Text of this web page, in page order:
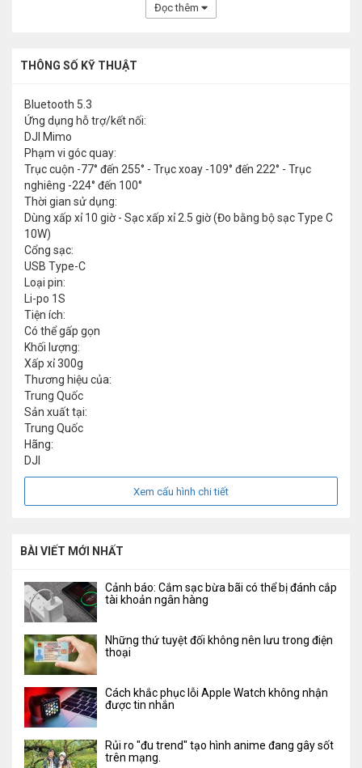
Đọc thêm
THÔNG SỐ KỸ THUẬT
Bluetooth 5.3
Ứng dụng hỗ trợ/kết nối:
DJI Mimo
Phạm vi góc quay:
Trục cuộn -77° đến 255° - Trục xoay -109° đến 222° - Trục
nghiêng -224° đến 100°
Thời gian sử dụng:
Dùng xấp xỉ 10 giờ - Sạc xấp xỉ 2.5 giờ (Đo bằng bộ sạc Type C
10W)
Cổng sạc:
USB Type-C
Loại pin:
Li-po 1S
Tiện ích:
Có thể gấp gọn
Khối lượng:
Xấp xỉ 300g
Thương hiệu của:
Trung Quốc
Sản xuất tại:
Trung Quốc
Hãng:
DJI
Xem cấu hình chi tiết
BÀI VIẾT MỚI NHẤT
Cảnh báo: Cắm sạc bừa bãi có thể bị đánh cắp
tài khoản ngân hàng
Những thứ tuyệt đối không nên lưu trong điện
thoại
Cách khắc phục lỗi Apple Watch không nhận
được tin nhắn
Rủi ro "đu trend" tạo hình anime đang gây sốt
trên mạng.